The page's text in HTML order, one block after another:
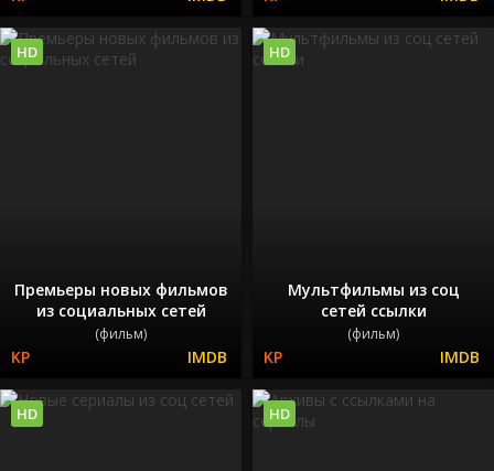
Премьеры новых фильмов
из социальных сетей
(фильм)
HD
Мультфильмы из соц
сетей ссылки
(фильм)
HD
HD HD